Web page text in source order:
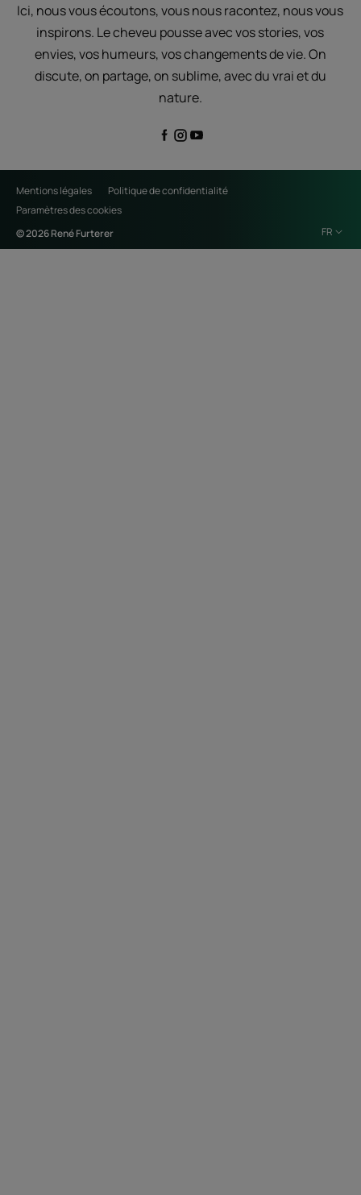
Ici, nous vous écoutons, vous nous racontez, nous vous
inspirons. Le cheveu pousse avec vos stories, vos
envies, vos humeurs, vos changements de vie. On
discute, on partage, on sublime, avec du vrai et du
nature.
Mentions légales
Politique de confidentialité
Paramètres des cookies
© 2026 René Furterer
FR